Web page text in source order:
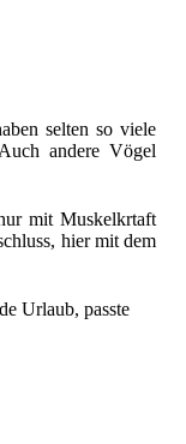
selten so viele
andere Vögel
mit Muskelkrtaft
hier mit dem
Urlaub, passte